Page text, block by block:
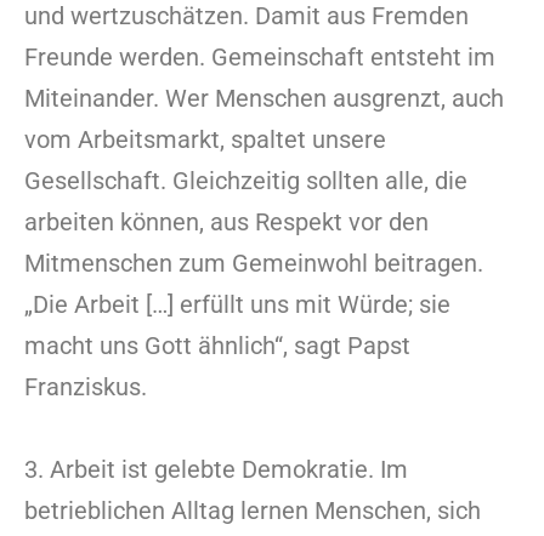
und wertzuschätzen. Damit aus Fremden
Freunde werden. Gemeinschaft entsteht im
Miteinander. Wer Menschen ausgrenzt, auch
vom Arbeitsmarkt, spaltet unsere
Gesellschaft. Gleichzeitig sollten alle, die
arbeiten können, aus Respekt vor den
Mitmenschen zum Gemeinwohl beitragen.
„Die Arbeit […] erfüllt uns mit Würde; sie
macht uns Gott ähnlich“, sagt Papst
Franziskus.
3. Arbeit ist gelebte Demokratie. Im
betrieblichen Alltag lernen Menschen, sich